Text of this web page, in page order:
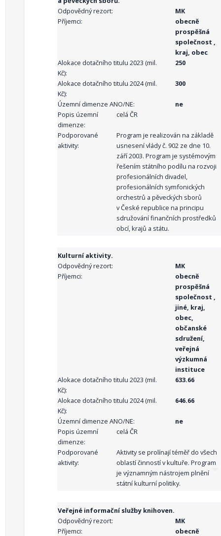
Odpovědný rezort:
MK
Příjemci:
obecně
prospěšná
společnost ,
kraj, obec
Alokace dotačního titulu 2023 (mil.
Kč):
250
Alokace dotačního titulu 2024 (mil.
Kč):
300
Územní dimenze ANO/NE:
ne
Popis územní
dimenze:
celá ČR
Podporované
aktivity:
Program je realizován na základě
usnesení vlády č. 902 ze dne 10.
září 2003. Program je systémovým
řešením státního podílu na rozvoji
profesionálních divadel,
profesionálních symfonických
orchestrů a pěveckých sborů
v České republice na principu
sdružování finančních prostředků
obcí, krajů a státu.
Kulturní aktivity.
Odpovědný rezort:
MK
Příjemci:
obecně
prospěšná
společnost ,
jiné, kraj,
obec,
občanské
sdružení,
veřejná
výzkumná
instituce
Alokace dotačního titulu 2023 (mil.
Kč):
633.66
Alokace dotačního titulu 2024 (mil.
Kč):
646.66
Územní dimenze ANO/NE:
ne
Popis územní
dimenze:
celá ČR
Podporované
aktivity:
Aktivity se prolínají téměř do všech
oblastí činností v kultuře. Program
je významným nástrojem plnění
státní kulturní politiky.
Veřejné informační služby knihoven.
Odpovědný rezort:
MK
Příjemci:
obecně